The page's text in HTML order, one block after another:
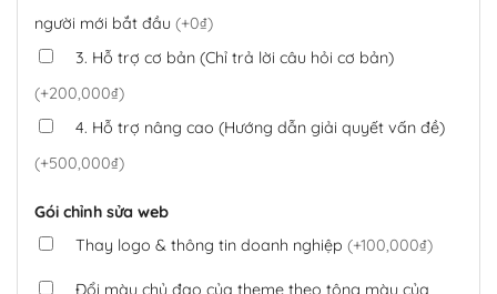
người mới bắt đầu (+0₫)
3. Hỗ trợ cơ bản (Chỉ trả lời câu hỏi cơ bản)
(+200,000₫)
4. Hỗ trợ nâng cao (Hướng dẫn giải quyết vấn đề)
(+500,000₫)
Gói chỉnh sửa web
Thay logo & thông tin doanh nghiệp (+100,000₫)
Đổi màu chủ đạo của theme theo tông màu của